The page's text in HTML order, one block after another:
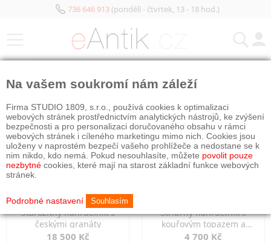
736 646 913(pondělí - čtvrtek, 13 - 18 hod.)
Starožitný náhrdelník s
českými granáty
18 500 Kč
Stříbrný náhrdelník s
kouřovým topazem a
markazity
4 700 Kč
Na vašem soukromí nám záleží
Firma STUDIO 1809, s.r.o., používá cookies k optimalizaci
webových stránek prostřednictvím analytických nástrojů, ke zvýšení
bezpečnosti a pro personalizaci doručovaného obsahu v rámci
webových stránek i cíleného marketingu mimo nich. Cookies jsou
uloženy v naprostém bezpečí vašeho prohlížeče a nedostane se k
nim nikdo, kdo nemá. Pokud nesouhlasíte, můžete povolit pouze
nezbytné cookies, které mají na starost základní funkce webových
stránek.
Podrobné nastavení Souhlasím